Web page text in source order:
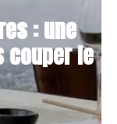
: une
couper le